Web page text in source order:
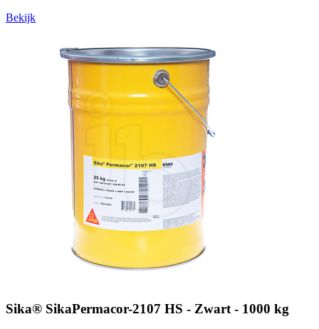
Bekijk
Sika® SikaPermacor-2107 HS - Zwart - 1000 kg